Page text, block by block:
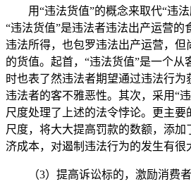
用“违法货值”的概念来取代“违法
“违法货值”是违法者违法出产运营的
违法所得，也包罗违法出产运营，但
的货值。起首，“违法货值”是一个从
时也表了然违法者期望通过违法行为
违法者的客不雅恶性。其次，采用“
尺度处理了上述的法令悖论。更主要
尺度，将大大提高罚款的数额，添
济成本，对遏制违法行为的发生有很
（3）提高诉讼标的，激励消费者